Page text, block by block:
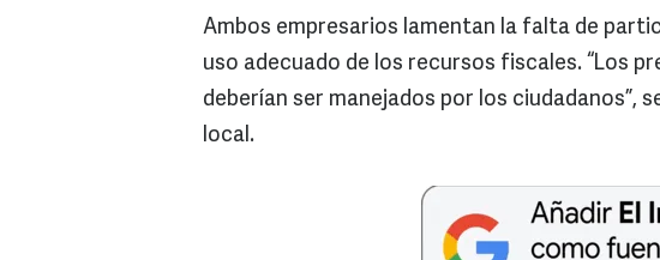
Ambos empresarios lamentan la falta de
uso adecuado de los recursos fiscales. “Los
deberían ser manejados por los ciudadanos”,
local.